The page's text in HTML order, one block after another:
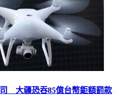
大疆恐吞85億台幣鉅額罰款